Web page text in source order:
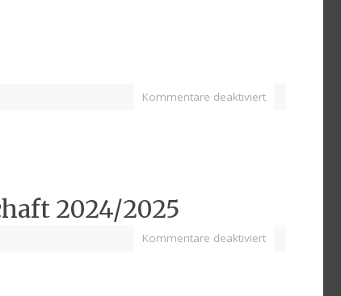
Kommentare deaktiviert
2024/2025
Kommentare deaktiviert